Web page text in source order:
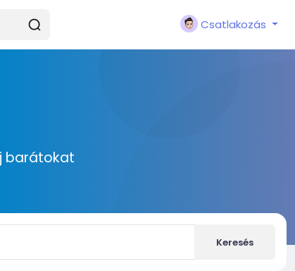
Csatlakozás
barátokat
Keresés